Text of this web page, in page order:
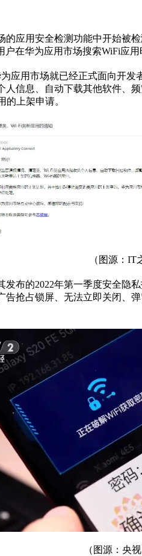
应用安全检测功能中开始
在华为应用市场搜索WiFi应
应用市场就已经正式面向开
人信息、自动下载其他软件、
上架申请。
（图源：IT
布的2022年第一季度安全隐
抢占锁屏、无法立即关闭、
（图源： 央视